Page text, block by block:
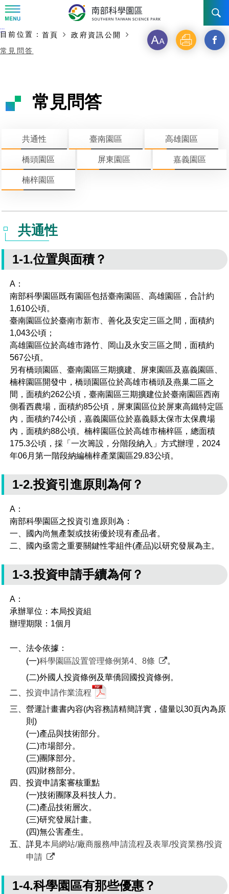
訊息公告
新聞資料專區
徵才公告
招標資訊
園區電子看板專區
發展沿革
大事紀
局長小檔案
局長電子信箱
機關組織
組織法
組織架構
管理局位置
施政主軸
年度工作展望
廉政反貪、防貪專區
廉政資訊
公職人員及關係人補助交易身分關係公開專區
機關採購廉政平臺
檔案應用服務須知
檔案應用及宣導活動
檔案教育訓練及標竿學習
檔案管理局相關連結
WebMail(新)
認識園區
簡介
競爭優勢
土地規劃
園區土地廠房宿舍出租資訊
園區資源再生中心
污水處理廠
高雄園區
簡介
水電供應
園區土地廠房宿舍出租資訊
污水處理廠
橋頭園區
水電供應
園區土地廠房宿舍出租資訊
污水處理廠
交通資訊
廠商名錄
園區公會資訊
研究機構
育成中心
文化藝術
公共藝術
考古遺址
南科新港堂
園區生活
生活服務
園區宿舍簡介
自行車道網
南科實中
人文景觀地圖
創新創業
南科AI_ROBOT自造基地
南科創業工坊
永續園區
企業社會責任
永續LOHAS綠色園區
生態資產
「沙崙生態科學園區生態保育協作平台」公開資訊
網站
廠商服務
申請流程及表單
申辦案件處理時限
工商業務
通關業務
工安管理
環保管理
勞資管理
建築管理
營建管理
電子公文交換
園區事業管理費
宿舍租金費用
污水費
廢棄物清除處理費
科學園區廠商服務網
園區課程及獎補助計畫
科學園區人才培育補助計畫
新興科技應用計畫
敦親睦鄰經費補助
性平專區
園區廠商採購資訊
主要內容開始
:::
目前位置： 首頁
政府資訊公開
常見問答
字 列 另
_
常見問答
共通性 臺南園區 高雄園區
橋頭園區 屏東園區 嘉義園區
楠梓園區
共通性
1-1.位置與面積？
A：
南部科學園區既有園區包括臺南園區、高雄園區，合計約
1,610公頃。
臺南園區位於臺南市新市、善化及安定三區之間，面積約
1,043公頃；
高雄園區位於高雄市路竹、岡山及永安三區之間，面積約
567公頃。
另有橋頭園區、臺南園區三期擴建、屏東園區及嘉義園區、
楠梓園區開發中，橋頭園區位於高雄市橋頭及燕巢二區之
間，面積約262公頃，臺南園區三期擴建位於臺南園區西南
側看西農場，面積約85公頃，屏東園區位於屏東高鐵特定區
內，面積約74公頃，嘉義園區位於嘉義縣太保市太保農場
內，面積約88公頃。楠梓園區位於高雄市楠梓區，總面積
175.3公頃，採「一次籌設，分階段納入」方式辦理，2024
年06月第一階段納編楠梓產業園區29.83公頃。
1-2.投資引進原則為何？
A：
南部科學園區之投資引進原則為：
一、國內尚無產製或技術優於現有產品者。
二、國內亟需之重要關鍵性零組件(產品)以研究發展為主。
1-3.投資申請手續為何？
A：
承辦單位：本局投資組
辦理期限：1個月
一、法令依據：
(一)科學園區設置管理條例第4、8條
。
(二)外國人投資條例及華僑回國投資條例。
二、 投資申請作業流程
三、營運計畫書內容(內容務請精簡詳實，儘量以30頁內為原
則)
(一)產品與技術部分。
(二)市場部分。
(三)團隊部分。
(四)財務部分。
四、投資申請案審核重點
(一)技術團隊及科技人力。
(二)產品技術層次。
(三)研究發展計畫。
(四)無公害產生。
五、詳見本局網站/廠商服務/申請流程及表單/投資業務/投資
申請
1-4.科學園區有那些優惠？